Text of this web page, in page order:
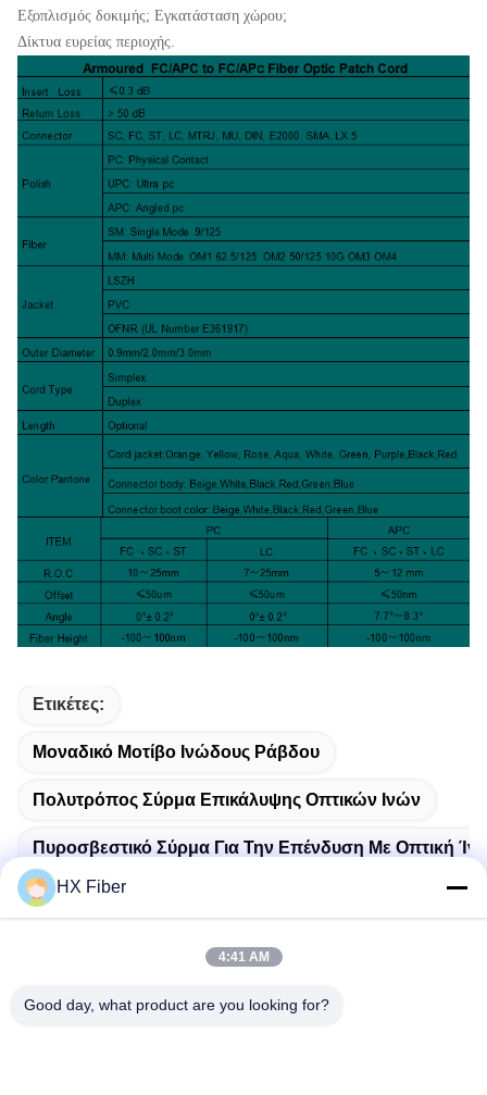
Εξοπλισμός δοκιμής; Εγκατάσταση χώρου;
Δίκτυα ευρείας περιοχής.
Ετικέτες:
Μοναδικό Μοτίβο Ινώδους Ράβδου
Πολυτρόπος Σύρμα Επικάλυψης Οπτικών Ινών
Πυροσβεστικό Σύρμα Για Την Επένδυση Με Οπτική Ίνα
HX Fiber
4:41 AM
Good day, what product are you looking for?